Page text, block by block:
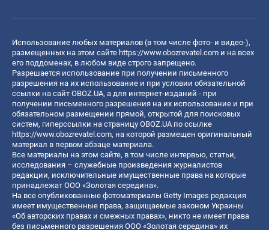
Использование любых материалов (в том числе фото- и видео-),
размещенных на этом сайте https://www.obozrevatel.com и на всех
его поддоменах, в любом виде строго запрещено.
Разрешается использование при получении письменного
разрешения на их использование и при условии обязательной
ссылки на сайт OBOZ.UA, а для интернет-изданий - при
получении письменного разрешения на их использование и при
обязательном размещении прямой, открытой для поисковых
систем, гиперссылки на страницу OBOZ.UA по ссылке
https://www.obozrevatel.com, на которой размещен оригинальный
материал в первом абзаце материала.
Все материалы на этом сайте, в том числе интервью, статьи,
исследования – служебные произведения журналистов
редакции, исключительные имущественные права на которые
принадлежат ООО «Золотая середина».
На все опубликованные фотоматериалы Getty Images редакция
имеет имущественные права, защищаемые законом Украины
«Об авторских правах и смежных правах», никто не имеет права
без письменного разрешения ООО «Золотая середина» их